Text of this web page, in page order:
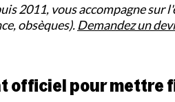
2011, vous accompagne sur
obsèques). Demandez un
officiel pour mettre